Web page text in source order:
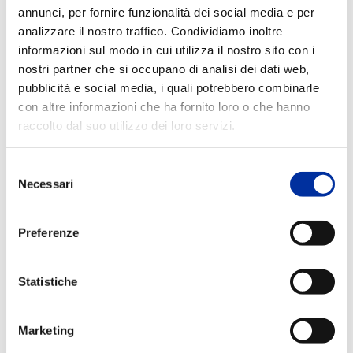
annunci, per fornire funzionalità dei social media e per
analizzare il nostro traffico. Condividiamo inoltre
informazioni sul modo in cui utilizza il nostro sito con i
nostri partner che si occupano di analisi dei dati web,
pubblicità e social media, i quali potrebbero combinarle
con altre informazioni che ha fornito loro o che hanno
raccolto dal suo utilizzo dei loro servizi.
delNecessari
Preferenze
Statistiche
Marketing
ANALISI